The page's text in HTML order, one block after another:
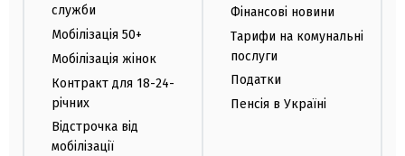
служби
Мобілізація 50+
Мобілізація жінок
Контракт для 18-24-
річних
Відстрочка від
мобілізації
Фінансові новини
Тарифи на комунальні
послуги
Податки
Пенсія в Україні